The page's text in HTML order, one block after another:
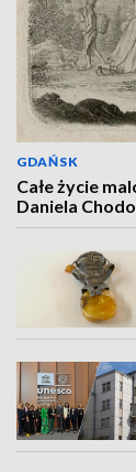
GDAŃSK
Całe życie
Daniela